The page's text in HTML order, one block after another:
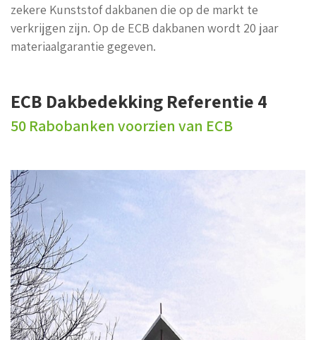
zekere Kunststof dakbanen die op de markt te
verkrijgen zijn. Op de ECB dakbanen wordt 20 jaar
materiaalgarantie gegeven.
ECB Dakbedekking Referentie 4
50 Rabobanken voorzien van ECB